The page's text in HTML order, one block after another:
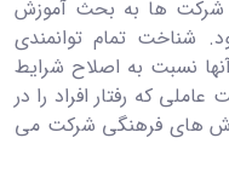
شرکت ها به بحث آموزش
شناخت تمام توانمندی
نسبت به اصلاح شرایط
عاملی که رفتار افراد را در
های فرهنگی شرکت می